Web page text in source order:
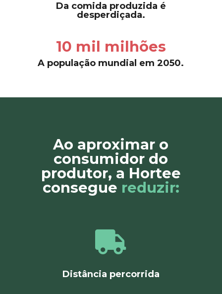
Da comida produzida é
desperdiçada.
10 mil milhões
A população mundial em 2050.
Ao aproximar o
consumidor do
produtor, a Hortee
consegue reduzir:

Distância percorrida